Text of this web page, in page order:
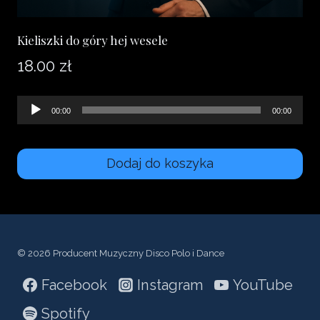
Kieliszki do góry hej wesele
18.00 zł
Odtwarzacz
plików
dźwiękowych
00:00 00:00
Dodaj do koszyka
© 2026 Producent Muzyczny Disco Polo i Dance
Facebook Instagram
YouTube
Spotify